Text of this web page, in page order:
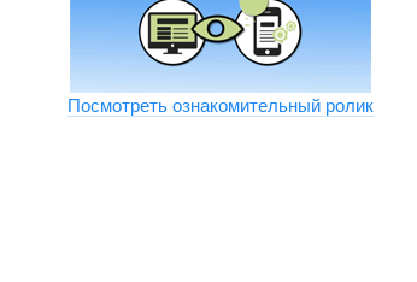
Посмотреть ознакомительный ролик